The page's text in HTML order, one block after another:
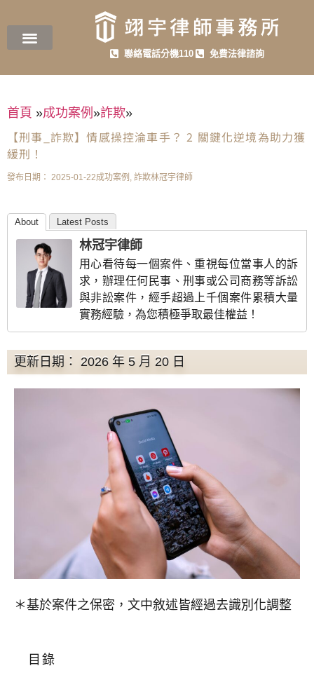
聯絡電話分機110 免費法律諮詢
首頁 »成功案例 »詐欺»
【刑事_詐欺】情感操控淪車手？ 2 關鍵化逆境為助力獲
緩刑！
發布日期： 2025-01-22成功案例 , 詐欺林冠宇律師
About Latest Posts
林冠宇律師
用心看待每一個案件、重視每位當事人的訴
求，辦理任何民事、刑事或公司商務等訴訟
與非訟案件，經手超過上千個案件累積大量
實務經驗，為您積極爭取最佳權益！
更新日期： 2026 年 5 月 20 日
＊基於案件之保密，文中敘述皆經過去識別化調整
目錄